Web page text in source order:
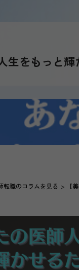
生をもっと
転職のコラムを見る
【